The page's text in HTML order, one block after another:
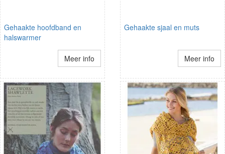
Gehaakte hoofdband en
halswarmer
Meer info
Gehaakte sjaal en muts
Meer info